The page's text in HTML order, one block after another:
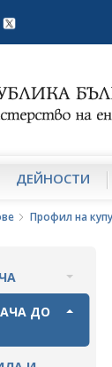
ДЕЙНОСТИ
Профил на
И
ДО